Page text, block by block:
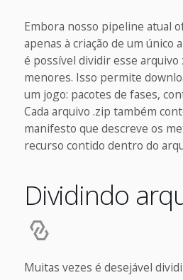
Embora nosso pipeline atual
apenas à criação de um único
é possível dividir esse arquivo
menores. Isso permite
um jogo: pacotes de fases,
Cada arquivo .zip também
manifesto que descreve os
recurso contido dentro do
Dividindo
Muitas vezes é desejável